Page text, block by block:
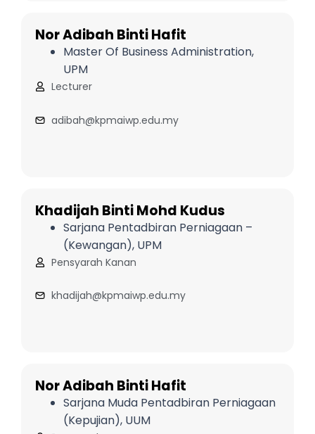
Nor Adibah Binti Hafit
Master Of Business Administration,
UPM
Lecturer
adibah@kpmaiwp.edu.my
Khadijah Binti Mohd Kudus
Sarjana Pentadbiran Perniagaan –
(Kewangan), UPM
Pensyarah Kanan
khadijah@kpmaiwp.edu.my
Nor Adibah Binti Hafit
Sarjana Muda Pentadbiran Perniagaan
(Kepujian), UUM